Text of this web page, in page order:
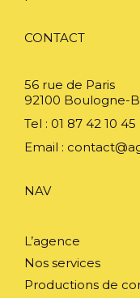
CONTACT
56 rue de Paris
92100 Boulogne-
Tel : 01 87 42 10 45
Email :
NAV
L’agence
Nos services
Productions de